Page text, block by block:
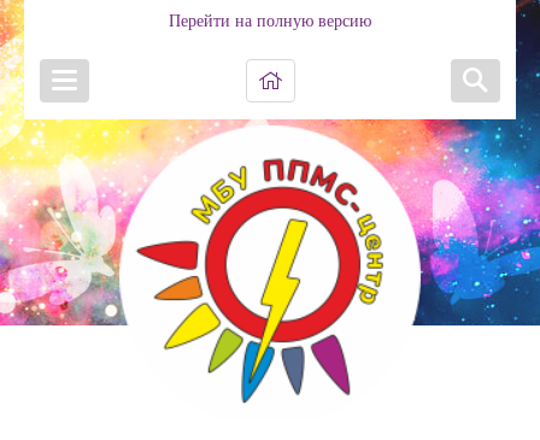
Перейти на полную версию